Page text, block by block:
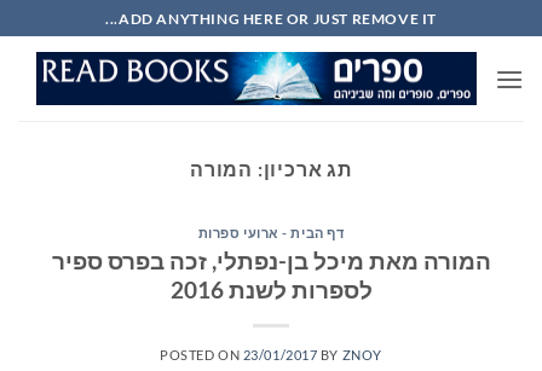
to
content
ADD ANYTHING HERE OR JUST REMOVE IT...
תג ארכיון: המורה
דף הבית - ארועי ספרות
המורה מאת מיכל בן-נפתלי, זכה בפרס ספיר
לספרות לשנת 2016
POSTED ON 23/01/2017 BY ZNOY